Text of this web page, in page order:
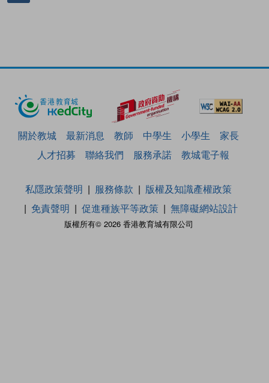
關於教城 最新消息 教師 中學生 小學生
家長
人才招募
聯絡我們 服務承諾 教城電子報
版權所有© 2026 香港教育城有限公司
私隱政策聲明 服務條款
版權及知識產權政策
免責聲明
促進種族平等政策 無障礙網站設計